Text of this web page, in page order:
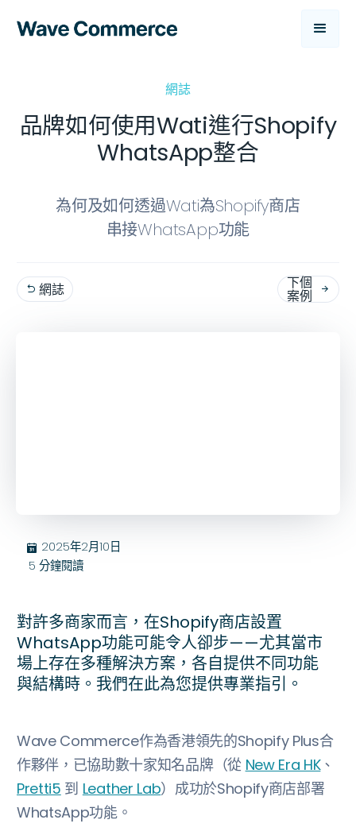
網誌
品牌如何使用Wati進行Shopify
WhatsApp整合
為何及如何透過Wati為Shopify商店
串接WhatsApp功能
 網誌
下個
案例

בּ 2025年2月10日
5 分鐘閱讀
對許多商家而言，在Shopify商店設置
WhatsApp功能可能令人卻步——尤其當市
場上存在多種解決方案，各自提供不同功能
與結構時。我們在此為您提供專業指引。
Wave Commerce作為香港領先的Shopify Plus合
作夥伴，已協助數十家知名品牌（從 New Era HK、
Pretti5 到 Leather Lab）成功於Shopify商店部署
WhatsApp功能。